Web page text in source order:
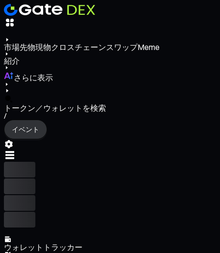
市場先物現物クロスチェーンスワップMeme
紹介
さらに表示
トークン／ウォレットを検索
/
イベント
ウォレットトラッカー